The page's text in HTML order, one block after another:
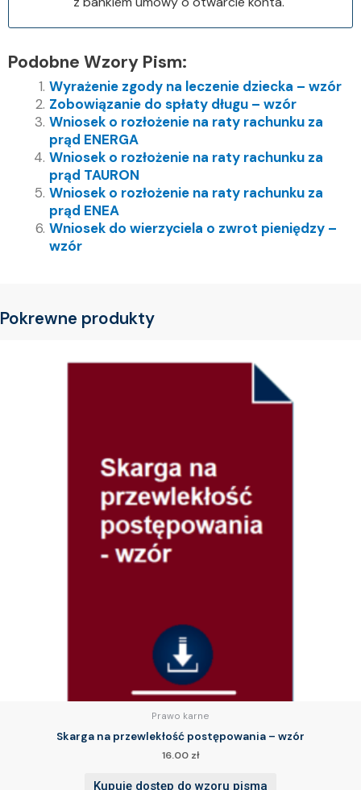
Podobne Wzory Pism:
Wyrażenie zgody na leczenie dziecka – wzór
Zobowiązanie do spłaty długu – wzór
Wniosek o rozłożenie na raty rachunku za
prąd ENERGA
Wniosek o rozłożenie na raty rachunku za
prąd TAURON
Wniosek o rozłożenie na raty rachunku za
prąd ENEA
Wniosek do wierzyciela o zwrot pieniędzy –
wzór
Pokrewne produkty
Prawo karne
Skarga na przewlekłość postępowania – wzór
16.00 zł
Kupuję dostęp do wzoru pisma